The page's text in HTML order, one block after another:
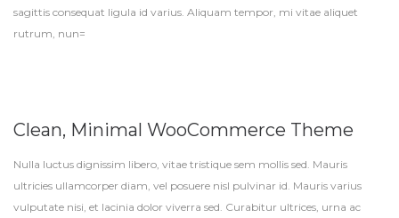
sagittis consequat ligula id varius. Aliquam tempor, mi vitae aliquet
rutrum, nun=
Clean, Minimal WooCommerce Theme
Nulla luctus dignissim libero, vitae tristique sem mollis sed. Mauris
ultricies ullamcorper diam, vel posuere nisl pulvinar id. Mauris varius
vulputate nisi, et lacinia dolor viverra sed. Curabitur ultrices, urna ac